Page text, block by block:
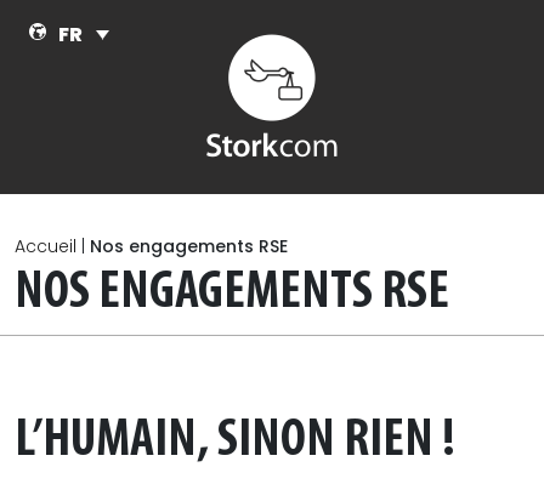
FR
Accueil Nos engagements RSE
NOS ENGAGEMENTS RSE
L’HUMAIN, SINON RIEN !